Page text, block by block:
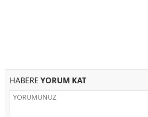
HABERE YORUM KAT